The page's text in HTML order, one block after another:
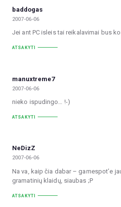
baddogas
2007-06-06
Jei ant PC isleis tai reikalavimai bus
ATSAKYTI
manuxtreme7
2007-06-06
nieko ispudingo… !-)
ATSAKYTI
NeDizZ
2007-06-06
Na va, kaip čia dabar – gamespot’e
gramatinių klaidų, siaubas ;P
ATSAKYTI